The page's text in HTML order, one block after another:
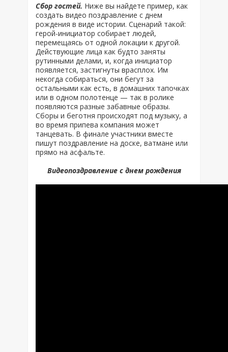
Сбор гостей. Ниже вы найдете пример, как
создать видео поздравление с днем
рождения в виде истории. Сценарий такой:
герой-инициатор собирает людей,
перемещаясь от одной локации к другой.
Действующие лица как будто заняты
рутинными делами, и, когда инициатор
появляется, застигнуты врасплох. Им
некогда собираться, они бегут за
остальными как есть, в домашних тапочках
или в одном полотенце — так в ролике
появляются разные забавные образы.
Сборы и беготня происходят под музыку, а
во время припева компания может
танцевать. В финале участники вместе
пишут поздравление на доске, ватмане или
прямо на асфальте.
Видеопоздравление с днем рождения